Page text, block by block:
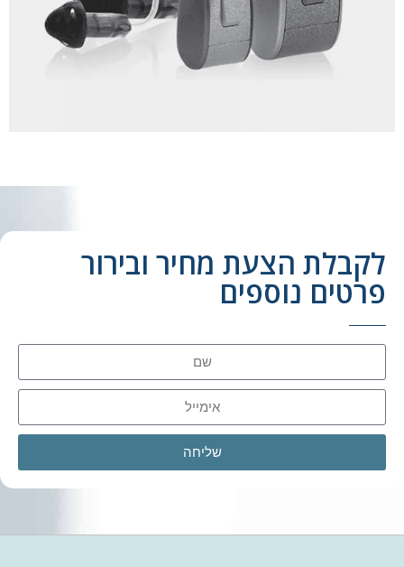
לקבלת הצעת מחיר ובירור
פרטים נוספים
שליחה